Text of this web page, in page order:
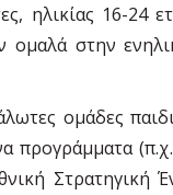
ηλικίας 16-24
ομαλά στην
ομάδες
προγράμματα
Στρατηγική